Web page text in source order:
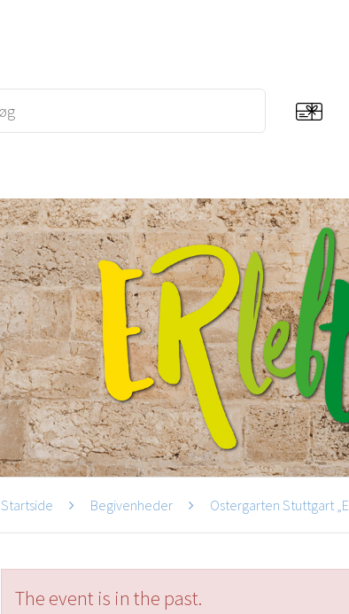
Startside Begivenheder Ostergarten Stuttgart
The event is in the past.